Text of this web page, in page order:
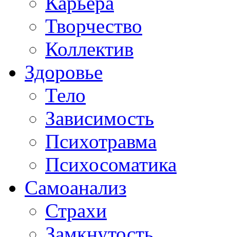
Творчество
Коллектив
Здоровье
Тело
Зависимость
Психотравма
Психосоматика
Самоанализ
Страхи